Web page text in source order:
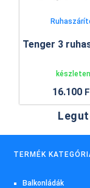
készleten
16.100
TERMÉK
Balkonládák